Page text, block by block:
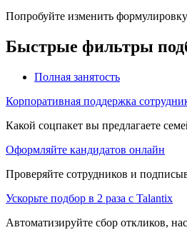
Попробуйте изменить
Быстрые фильтры
Полная занятость
Корпоративная поддержка
Какой соцпакет вы предлагаете
Оформляйте кандидатов онлайн
Проверяйте сотрудников и
Ускорьте подбор в 2 раза с Talantix
Автоматизируйте сбор откликов,